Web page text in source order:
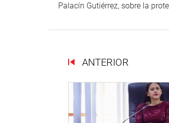
Palacín Gutiérrez, sobre la
ANTERIOR